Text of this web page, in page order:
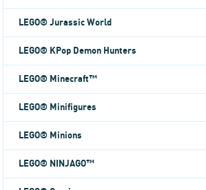
LEGO® Jurassic World
LEGO® KPop Demon Hunters
LEGO® Minecraft™
LEGO® Minifigures
LEGO® Minions
LEGO® NINJAGO™